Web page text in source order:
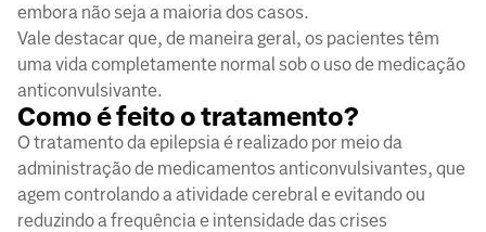
embora não seja a maioria dos casos.
Vale destacar que, de maneira geral, os pacientes têm
uma vida completamente normal sob o uso de medicação
anticonvulsivante.
Como é feito o tratamento?
O tratamento da epilepsia é realizado por meio da
administração de medicamentos anticonvulsivantes, que
agem controlando a atividade cerebral e evitando ou
reduzindo a frequência e intensidade das crises